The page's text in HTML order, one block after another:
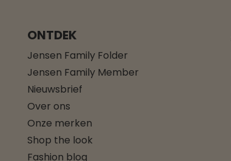
ONTDEK
Jensen Family Folder
Jensen Family Member
Nieuwsbrief
Over ons
Onze merken
Shop the look
Fashion blog